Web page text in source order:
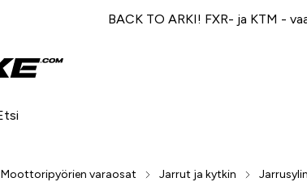
BACK TO ARKI! FXR- ja KTM -
Moottoripyörien varaosat Jarrut ja kytkin